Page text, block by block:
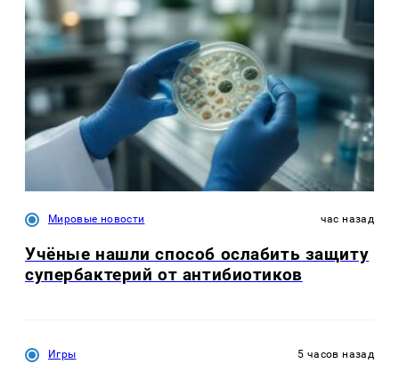
Мировые новости час назад
Учёные нашли способ ослабить защиту
супербактерий от антибиотиков
Игры 5 часов назад